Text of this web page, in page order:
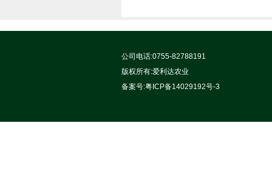
公司电话:0755-82788191
版权所有:爱利达农业
备案号:粤ICP备14029192号-3